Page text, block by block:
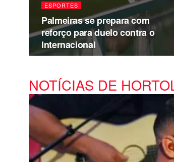
ESPORTES
Palmeiras se prepara com
reforço para duelo contra o
Internacional
NOTÍCIAS DE